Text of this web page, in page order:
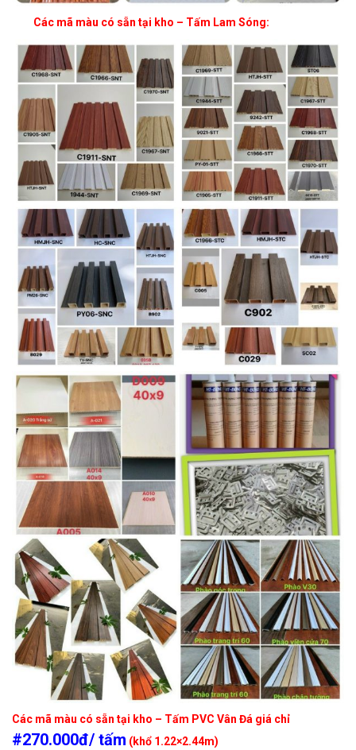
Các mã màu có sẵn tại kho – Tấm Lam Sóng:
Các mã màu có sẵn tại kho – Tấm PVC Vân Đá giá chỉ
#270.000đ/ tấm (khổ 1.22×2.44m)